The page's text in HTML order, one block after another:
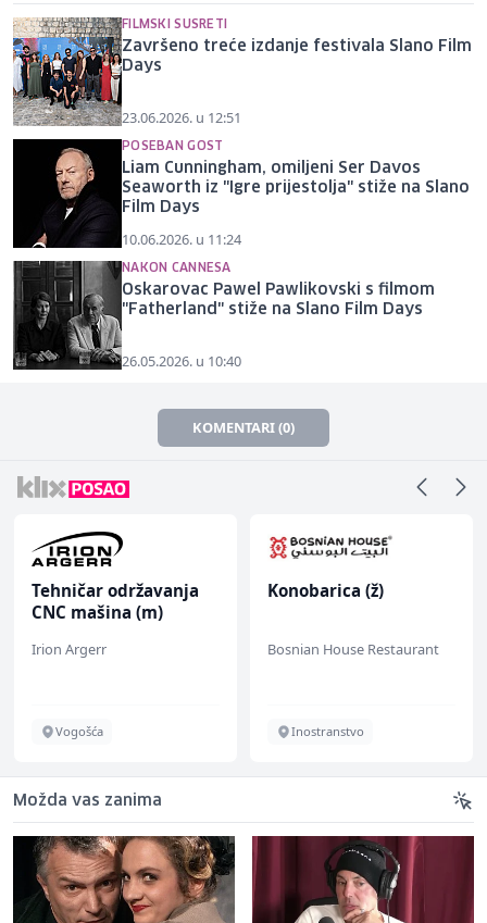
FILMSKI SUSRETI
Završeno treće izdanje festivala Slano Film
Days
23.06.2026. u 12:51
POSEBAN GOST
Liam Cunningham, omiljeni Ser Davos
Seaworth iz "Igre prijestolja" stiže na Slano
Film Days
10.06.2026. u 11:24
NAKON CANNESA
Oskarovac Pawel Pawlikovski s filmom
"Fatherland" stiže na Slano Film Days
26.05.2026. u 10:40
KOMENTARI (0)
Tehničar održavanja
CNC mašina (m)
Irion Argerr
Vogošća
Konobarica (ž)
Bosnian House Restaurant
Inostranstvo
Možda vas zanima